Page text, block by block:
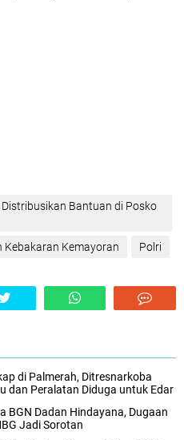
Bantuan di Posko
Kebakaran Kemayoran Polri
di Palmerah, Ditresnarkoba
dan Peralatan Diduga untuk Edar
BGN Dadan Hindayana, Dugaan
Jadi Sorotan‎